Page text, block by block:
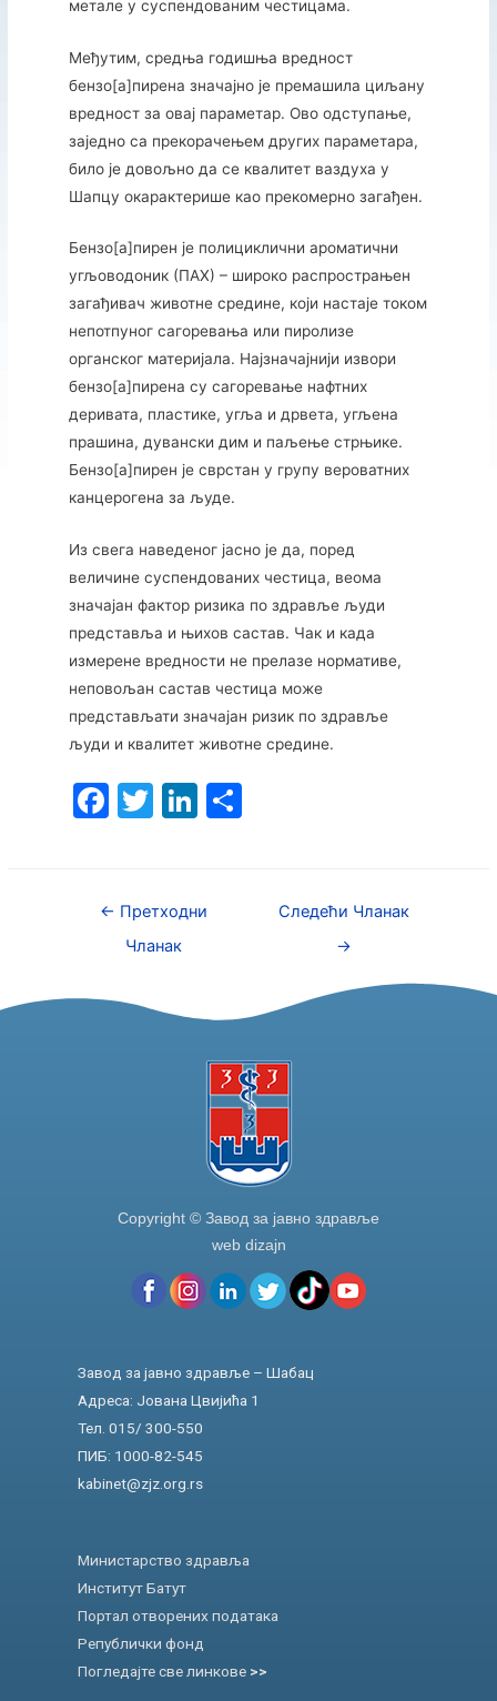
метале у суспендованим честицама.
Међутим, средња годишња вредност
бензо[а]пирена значајно је премашила циљану
вредност за овај параметар. Ово одступање,
заједно са прекорачењем других параметара,
било је довољно да се квалитет ваздуха у
Шапцу окарактерише као прекомерно загађен.
Бензо[а]пирен је полициклични ароматични
угљоводоник (ПАХ) – широко распрострањен
загађивач животне средине, који настаје током
непотпуног сагоревања или пиролизе
органског материјала. Најзначајнији извори
бензо[а]пирена су сагоревање нафтних
деривата, пластике, угља и дрвета, угљена
прашина, дувански дим и паљење стрњике.
Бензо[а]пирен је сврстан у групу вероватних
канцерогена за људе.
Из свега наведеног јасно је да, поред
величине суспендованих честица, веома
значајан фактор ризика по здравље људи
представља и њихов састав. Чак и када
измерене вредности не прелазе нормативе,
неповољан састав честица може
представљати значајан ризик по здравље
људи и квалитет животне средине.
F
e
b
o
T
er
Li
e
S
← Претходни
Чланак
Следећи Чланак
→
Copyright © Завод за јавно здравље
web dizajn
Завод за јавно здравље – Шабац
Адреса: Јована Цвијића 1
Тел. 015/ 300-550
ПИБ: 1000-82-545
kabinet@zjz.org.rs
Министарство здравља
Институт Батут
Портал отворених података
Републички фонд
Погледајте све линкове >>